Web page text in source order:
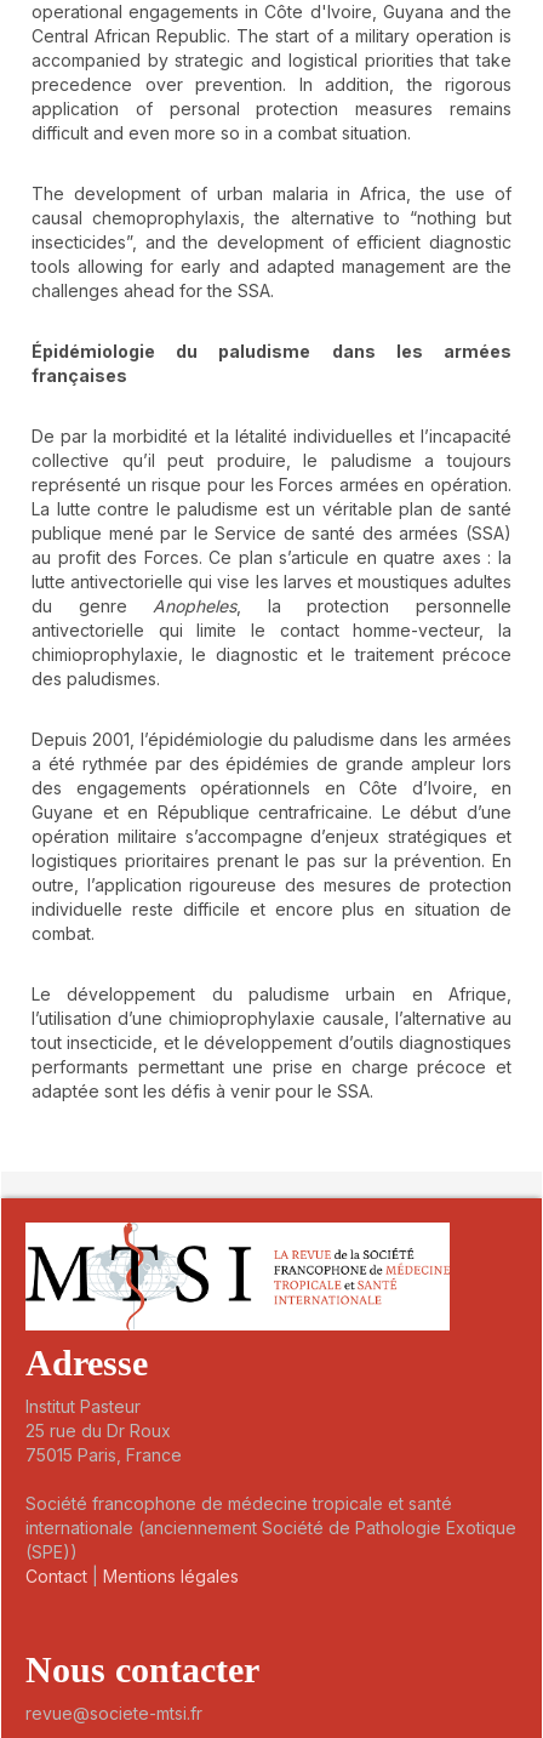
operational engagements in Côte d'Ivoire, Guyana and the
Central African Republic. The start of a military operation is
accompanied by strategic and logistical priorities that take
precedence over prevention. In addition, the rigorous
application of personal protection measures remains
difficult and even more so in a combat situation.
The development of urban malaria in Africa, the use of
causal chemoprophylaxis, the alternative to “nothing but
insecticides”, and the development of efficient diagnostic
tools allowing for early and adapted management are the
challenges ahead for the SSA.
Épidémiologie du paludisme dans les armées
françaises
De par la morbidité et la létalité individuelles et l’incapacité
collective qu’il peut produire, le paludisme a toujours
représenté un risque pour les Forces armées en opération.
La lutte contre le paludisme est un véritable plan de santé
publique mené par le Service de santé des armées (SSA)
au profit des Forces. Ce plan s’articule en quatre axes : la
lutte antivectorielle qui vise les larves et moustiques adultes
du genre Anopheles, la protection personnelle
antivectorielle qui limite le contact homme-vecteur, la
chimioprophylaxie, le diagnostic et le traitement précoce
des paludismes.
Depuis 2001, l’épidémiologie du paludisme dans les armées
a été rythmée par des épidémies de grande ampleur lors
des engagements opérationnels en Côte d’Ivoire, en
Guyane et en République centrafricaine. Le début d’une
opération militaire s’accompagne d’enjeux stratégiques et
logistiques prioritaires prenant le pas sur la prévention. En
outre, l’application rigoureuse des mesures de protection
individuelle reste difficile et encore plus en situation de
combat.
Le développement du paludisme urbain en Afrique,
l’utilisation d’une chimioprophylaxie causale, l’alternative au
tout insecticide, et le développement d’outils diagnostiques
performants permettant une prise en charge précoce et
adaptée sont les défis à venir pour le SSA.
Adresse
Institut Pasteur
25 rue du Dr Roux
75015 Paris, France
Société francophone de médecine tropicale et santé
internationale (anciennement Société de Pathologie Exotique
(SPE))
Contact
Mentions légales
Nous contacter
revue@societe-mtsi.fr